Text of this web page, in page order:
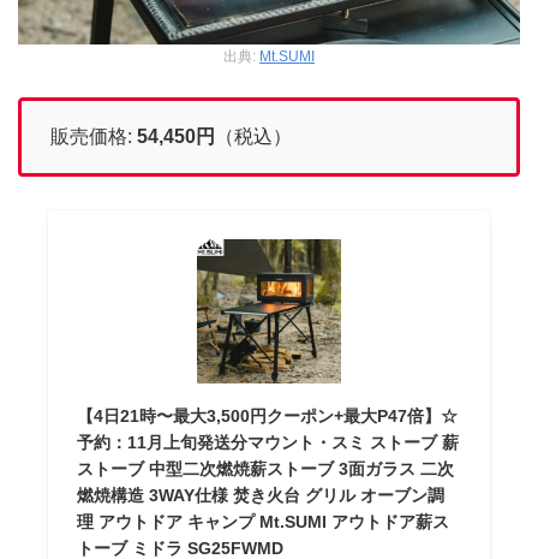
出典: Mt.SUMI
販売価格: 54,450円 （税込）
【4日21時〜最大3,500円クーポン+最大P47倍】☆
予約：11月上旬発送分マウント・スミ ストーブ 薪
ストーブ 中型二次燃焼薪ストーブ 3面ガラス 二次
燃焼構造 3WAY仕様 焚き火台 グリル オーブン調
理 アウトドア キャンプ Mt.SUMI アウトドア薪ス
トーブ ミドラ SG25FWMD